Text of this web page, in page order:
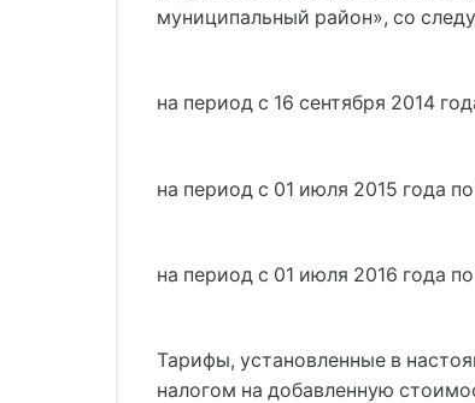
муниципальный район», со
на период с 16 сентября 2014
на период с 01 июля 2015 года
на период с 01 июля 2016 года
Тарифы, установленные в
налогом на добавленную